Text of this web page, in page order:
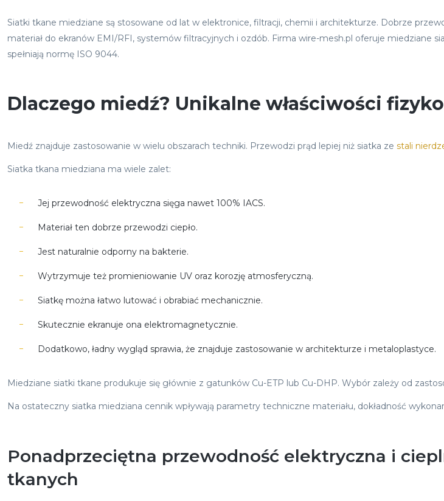
Siatki tkane miedziane są stosowane od lat w elektronice, filtracji, chemii i architekturze. Dobrze
materiał do ekranów EMI/RFI, systemów filtracyjnych i ozdób. Firma wire-mesh.pl oferuje miedziane
spełniają normę ISO 9044.
Dlaczego miedź? Unikalne właściwości
Miedź znajduje zastosowanie w wielu obszarach techniki. Przewodzi prąd lepiej niż siatka ze stali
Siatka tkana miedziana ma wiele zalet:
Jej przewodność elektryczna sięga nawet 100% IACS.
Materiał ten dobrze przewodzi ciepło.
Jest naturalnie odporny na bakterie.
Wytrzymuje też promieniowanie UV oraz korozję atmosferyczną.
Siatkę można łatwo lutować i obrabiać mechanicznie.
Skutecznie ekranuje ona elektromagnetycznie.
Dodatkowo, ładny wygląd sprawia, że znajduje zastosowanie w architekturze i metaloplastyce.
Miedziane siatki tkane produkuje się głównie z gatunków Cu-ETP lub Cu-DHP. Wybór zależy od
Na ostateczny siatka miedziana cennik wpływają parametry techniczne materiału, dokładność
Ponadprzeciętna przewodność elektryczna i
tkanych